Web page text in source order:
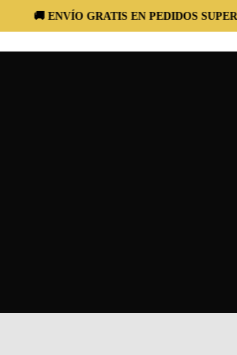
🚚 ENVÍO GRATIS EN PEDIDOS SUPERIORES